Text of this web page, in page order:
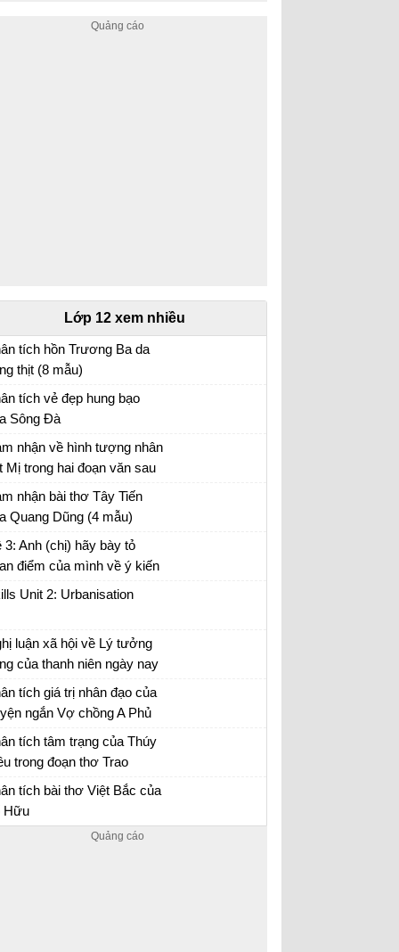
Lớp 12 xem nhiều
tích hồn Trương Ba da
thịt (8 mẫu)
tích bài hồn Trương Ba da hàng thịt - Văn
12
tích vẻ đẹp hung bạo
Sông Đà
mẫu 12
nhận về hình tượng nhân
Mị trong hai đoạn văn sau
lần, mấy năm qua…. Mị
ăn cho chết ngay, chứ
buồn nhớ lại nữa”
mẫu 12
nhận bài thơ Tây Tiến
Quang Dũng (4 mẫu)
nhận Tây Tiến - Văn mẫu 12
3: Anh (chị) hãy bày tỏ
điểm của mình về ý kiến
nhà văn Pháp La-bơ-ruy-
tình cảm cao quý và
đảm,...
Unit 2: Urbanisation
luận xã hội về Lý tưởng
của thanh niên ngày nay
tích giá trị nhân đạo của
ngắn Vợ chồng A Phủ
chồng A Phủ - Văn mẫu 12
tích tâm trạng của Thúy
trong đoạn thơ Trao
tích bài Trao duyên
tích bài thơ Việt Bắc của
Hữu